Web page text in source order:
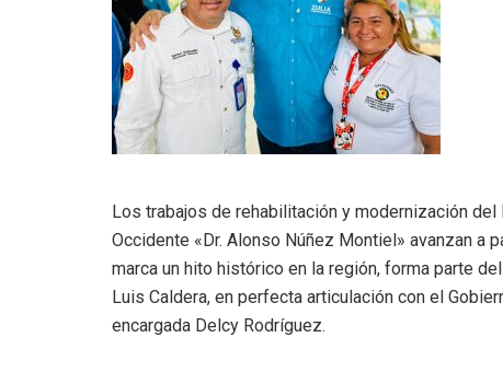
Los trabajos de rehabilitación y modernización
Occidente «Dr. Alonso Núñez Montiel» avanzan a
marca un hito histórico en la región, forma parte
Luis Caldera, en perfecta articulación con el
encargada Delcy Rodríguez.